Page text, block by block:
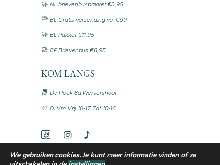
NL brievenbuspakket €3,95
BE Gratis verzending va. €99
BE Pakket €11,95
BE Brievenbus €6,95
KOM LANGS
De Hoek 8a Wervershoof
Di t/m Vrij 10-17 Zat 10-16
We gebruiken cookies. Je kunt meer informatie vinden of ze